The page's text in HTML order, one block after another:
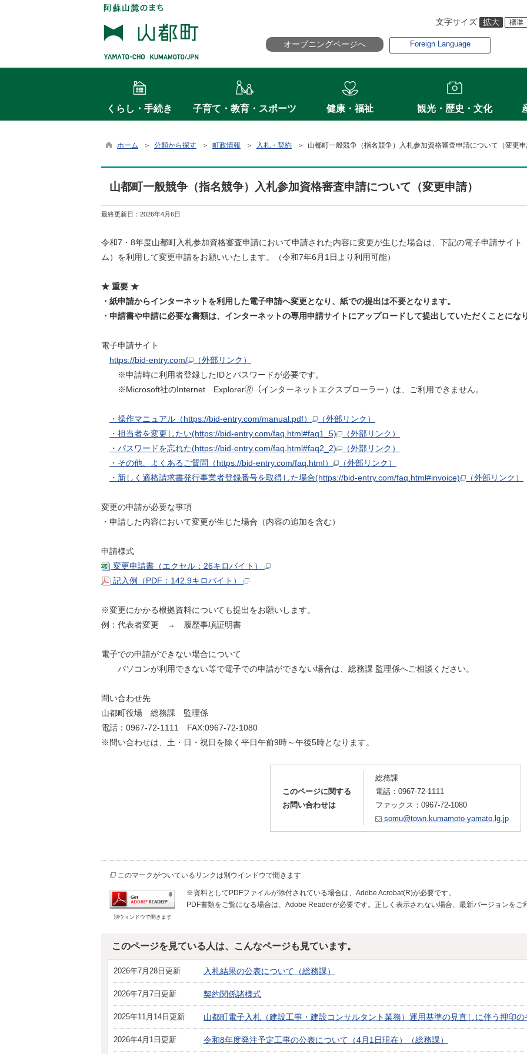
文字サイズ
オープニングページへ Foreign Language
くらし・手続き 子育て・教育・スポーツ 健康・福祉 観光・歴史・文化
ホーム ＞ 分類から探す ＞ 町政情報 ＞ 入札・契約 ＞ 山都町一般競争（指名競争）入札参加資格審査申請について（変更
山都町一般競争（指名競争）入札参加資格審査申請について（変更申請）
最終更新日： 2026年4月6日
令和7・8年度山都町入札参加資格審査申請において申請された内容に変更が生じた場合は、下記の電子申請サイ
ム）を利用して変更申請をお願いいたします。（令和7年6月1日より利用可能）
★ 重要 ★
・ 紙申請からインターネットを利用した電子申請へ変更となり、紙での提出は不要となります。
・ 申請書や申請に必要な書類は、インターネットの専用申請サイトにアップロードして提出していただくことにな
電子申請サイト
https://bid-entry.com/
（外部リンク）
※申請時に利用者登録したIDとパスワードが必要です。
※Microsoft社のInternet Explorer🄬（インターネットエクスプローラー）は、ご利用できません。
・操作マニュアル（https://bid-entry.com/manual.pdf）
（外部リンク）
・担当者を変更したい(https://bid-entry.com/faq.html#faq1_5)
（外部リンク）
・パスワードを忘れた(https://bid-entry.com/faq.html#faq2_2)
（外部リンク）
・その他、よくあるご質問（https://bid-entry.com/faq.html）
（外部リンク）
・新しく適格請求書発行事業者登録番号を取得した場合(https://bid-entry.com/faq.html#invoice)
（外部リンク）
変更の申請が必要な事項
・申請した内容において変更が生じた場合（内容の追加を含む）
申請様式
変更申請書（エクセル：26キロバイト）
記入例（PDF：142.9キロバイト）
※変更にかかる根拠資料についても提出をお願いします。
例：代表者変更 → 履歴事項証明書
電子での申請ができない場合について
パソコンが利用できない等で電子での申請ができない場合は、総務課 監理係へご相談ください。
問い合わせ先
山都町役場 総務課 監理係
電話：0967-72-1111 FAX:0967-72-1080
※問い合わせは、土・日・祝日を除く平日午前9時～午後5時となります。
このページに関する
お問い合わせは
総務課
電話： 0967-72-1111
ファックス：0967-72-1080
somu@town.kumamoto-yamato.lg.jp
このマークがついているリンクは別ウインドウで開きます
別ウィンドウで開きます
※資料としてPDFファイルが添付されている場合は、Adobe Acrobat(R)が必要です。
PDF書類をご覧になる場合は、Adobe Readerが必要です。正しく表示されない場合、最新バージョンをご
このページを見ている人は、こんなページも見ています。
2026年7月28日更新 入札結果の公表について（総務課）
2026年7月7日更新 契約関係諸様式
2025年11月14日更新 山都町電子入札（建設工事・建設コンサルタント業務）運用基準の見直しに伴う押印
2026年4月1日更新 令和8年度発注予定工事の公表について（4月1日現在）（総務課）